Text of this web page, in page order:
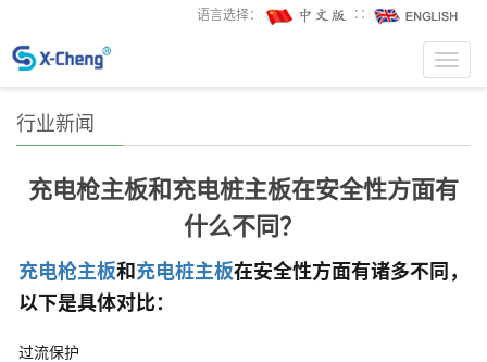
语言选择： ∷
行业新闻
充电枪主板和充电桩主板在安全性方面有
什么不同？
充电枪主板和充电桩主板在安全性方面有诸多不同，
以下是具体对比：
过流保护